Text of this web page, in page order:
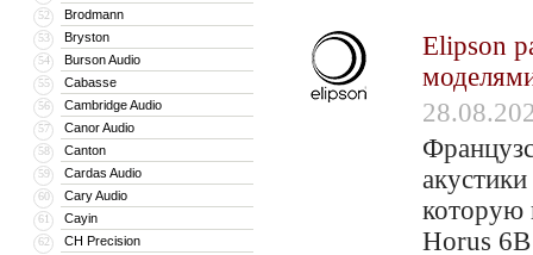
52 Brodmann
53 Bryston
54 Burson Audio
55 Cabasse
56 Cambridge Audio
57 Canor Audio
58 Canton
59 Cardas Audio
60 Cary Audio
61 Cayin
62 CH Precision
Elipson
которую
Horus